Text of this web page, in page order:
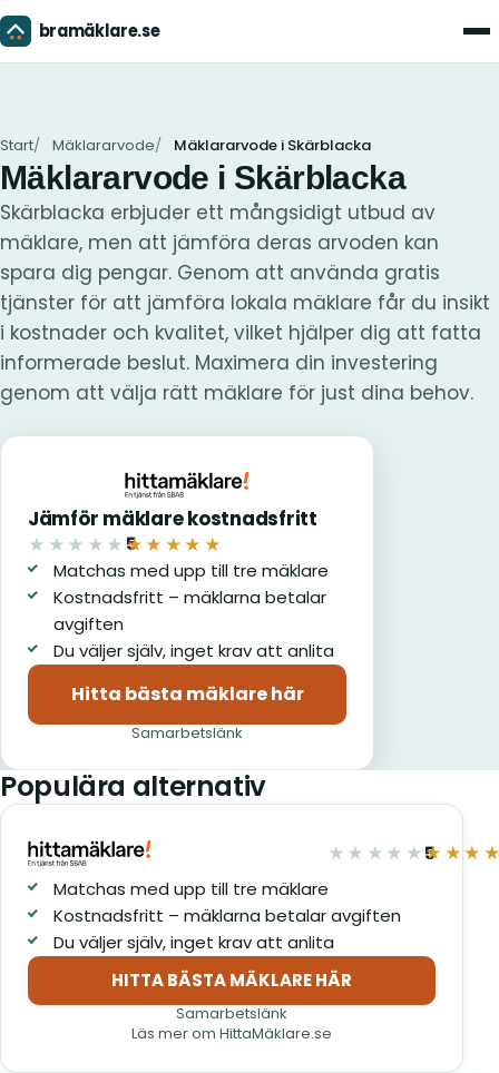
bramäklare.se
Start Mäklararvode Mäklararvode i Skärblacka
Mäklararvode i Skärblacka
Skärblacka erbjuder ett mångsidigt utbud av
mäklare, men att jämföra deras arvoden kan
spara dig pengar. Genom att använda gratis
tjänster för att jämföra lokala mäklare får du insikt
i kostnader och kvalitet, vilket hjälper dig att fatta
informerade beslut. Maximera din investering
genom att välja rätt mäklare för just dina behov.
Jämför mäklare kostnadsfritt
★★★★★ ★★★★★
5
av 5
Matchas med upp till tre mäklare
Kostnadsfritt – mäklarna betalar
avgiften
Du väljer själv, inget krav att anlita
Hitta bästa mäklare här
(öppnas i nytt fönster)
Samarbetslänk
Populära alternativ
★★★★★5
av 5
Matchas med upp till tre mäklare
Kostnadsfritt – mäklarna betalar avgiften
Du väljer själv, inget krav att anlita
HITTA BÄSTA MÄKLARE HÄR
(öppnas i nytt fönster)
Samarbetslänk
Läs mer om HittaMäklare.se